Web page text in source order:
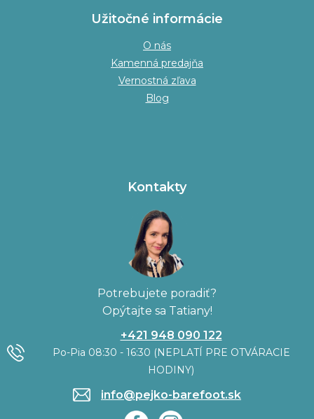
Užitočné informácie
O nás
Kamenná predajňa
Vernostná zľava
Blog
Kontakty
Potrebujete poradiť?
Opýtajte sa Tatiany!
+421 948 090 122
Po-Pia 08:30 - 16:30 (NEPLATÍ PRE OTVÁRACIE
HODINY)
info@pejko-barefoot.sk